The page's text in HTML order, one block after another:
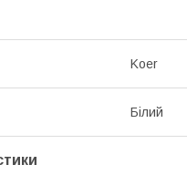
Koer
Білий